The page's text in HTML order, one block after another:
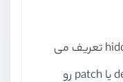
در این روش که میایم و اینپوت hidden تعریف می
کنیم توی فرممون و متد delete put یا patch رو